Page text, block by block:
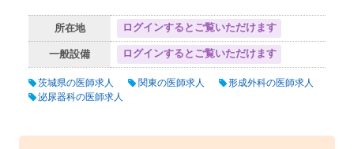
所在地 ログインするとご覧いただけます
一般設備 ログインするとご覧いただけます
茨城県の医師求人 関東の医師求人
形成外科の医師求人
泌尿器科の医師求人